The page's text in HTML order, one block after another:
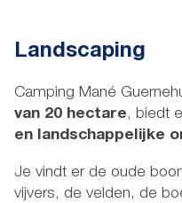
Landscaping
Camping Mané
van 20 hectare, biedt
en landschappelijke
Je vindt er de oude
vijvers, de velden, de